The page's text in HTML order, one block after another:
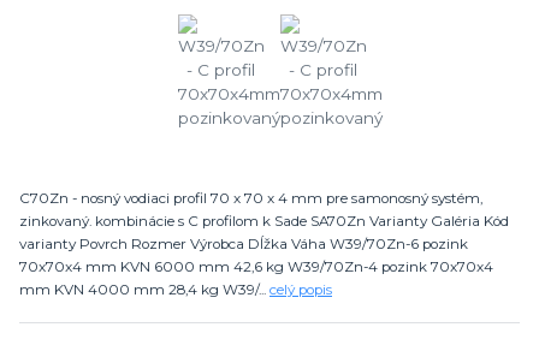
C70Zn - nosný vodiaci profil 70 x 70 x 4 mm pre samonosný systém,
zinkovaný. kombinácie s C profilom k Sade SA70Zn Varianty Galéria Kód
varianty Povrch Rozmer Výrobca Dĺžka Váha W39/70Zn-6 pozink
70x70x4 mm KVN 6000 mm 42,6 kg W39/70Zn-4 pozink 70x70x4
mm KVN 4000 mm 28,4 kg W39/... celý popis